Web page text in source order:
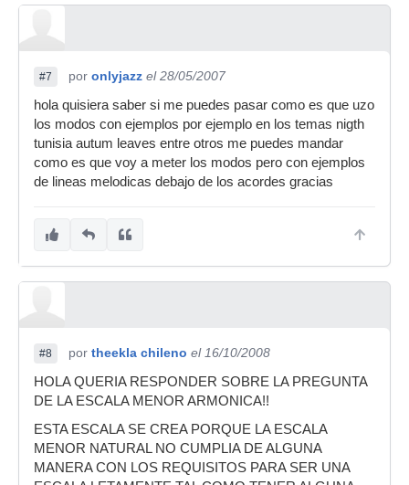
#7 por onlyjazz el 28/05/2007
hola quisiera saber si me puedes pasar como es que uzo
los modos con ejemplos por ejemplo en los temas nigth
tunisia autum leaves entre otros me puedes mandar
como es que voy a meter los modos pero con ejemplos
de lineas melodicas debajo de los acordes gracias
#8 por theekla chileno el 16/10/2008
HOLA QUERIA RESPONDER SOBRE LA PREGUNTA
DE LA ESCALA MENOR ARMONICA!!
ESTA ESCALA SE CREA PORQUE LA ESCALA
MENOR NATURAL NO CUMPLIA DE ALGUNA
MANERA CON LOS REQUISITOS PARA SER UNA